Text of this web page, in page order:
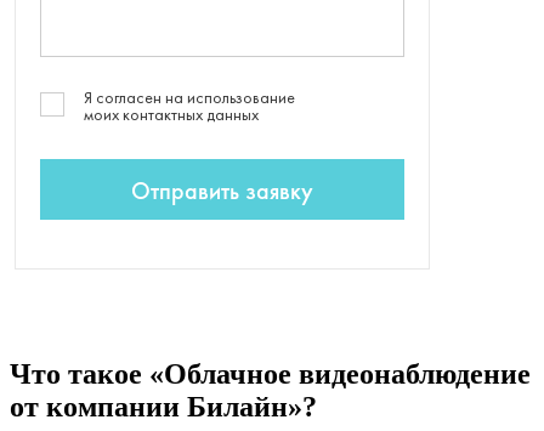
Что такое «Облачное видеонаблюдение
от компании Билайн»?